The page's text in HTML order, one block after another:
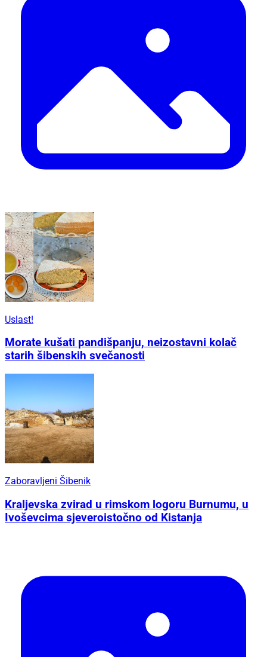
Uslast!
Morate kušati pandišpanju, neizostavni kolač
starih šibenskih svečanosti
Zaboravljeni Šibenik
Kraljevska zvirad u rimskom logoru Burnumu, u
Ivoševcima sjeveroistočno od Kistanja